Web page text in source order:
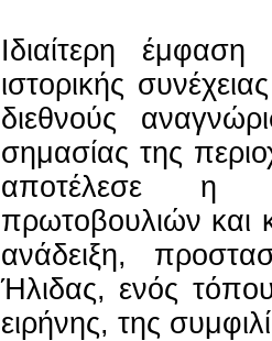
Ιδιαίτερη
ιστορικής
διεθνούς
σημασίας της
αποτέλεσε η
πρωτοβουλιών
ανάδειξη,
Ήλιδας, ενός
ειρήνης, της